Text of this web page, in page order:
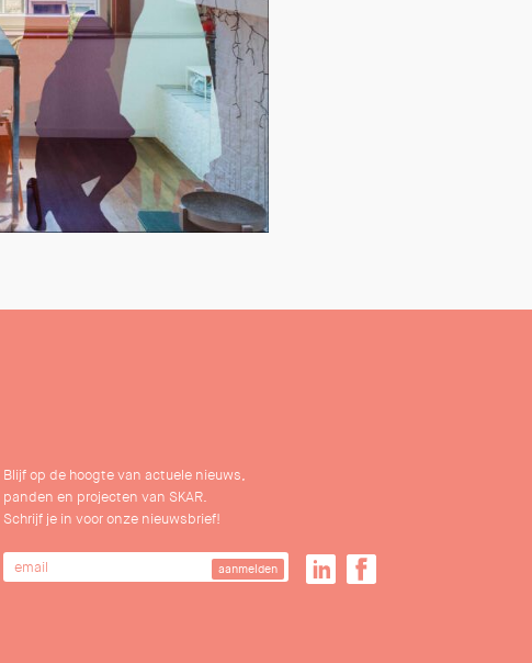
Blijf op de hoogte van actuele nieuws,
panden en projecten van SKAR.
Schrijf je in voor onze nieuwsbrief!